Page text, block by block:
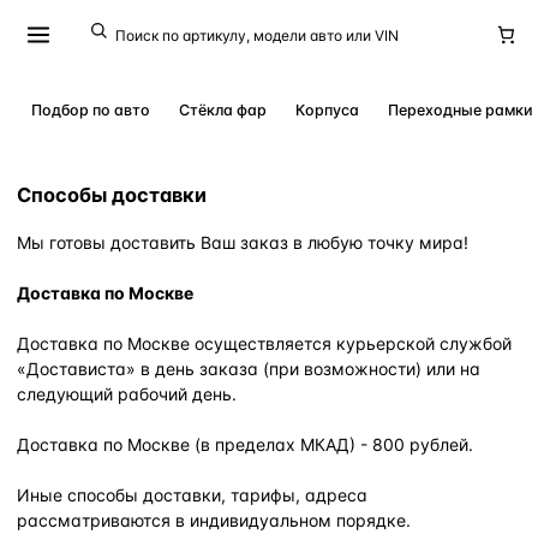
Подбор по авто Стёкла фар Корпуса Переходные рамки
Способы доставки
Мы готовы доставить Ваш заказ в любую точку мира!
Доставка по Москве
Доставка по Москве осуществляется курьерской службой
«Достависта» в день заказа (при возможности) или на
следующий рабочий день.
Доставка по Москве (в пределах МКАД) - 800 рублей.
Иные способы доставки, тарифы, адреса
рассматриваются в индивидуальном порядке.